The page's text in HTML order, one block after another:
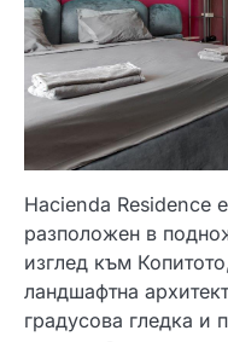
Hacienda Residence
разположен в
изглед към
ландшафтна
градусова гледка и